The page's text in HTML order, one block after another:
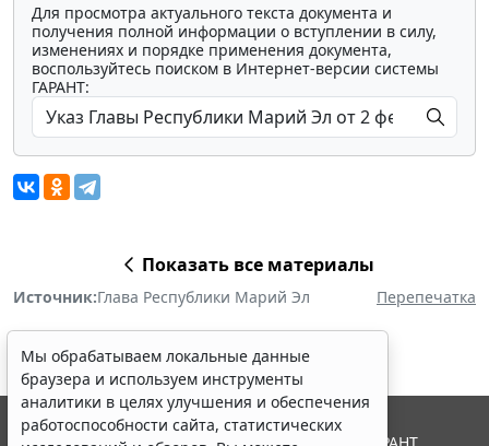
Для просмотра актуального текста документа и
получения полной информации о вступлении в силу,
изменениях и порядке применения документа,
воспользуйтесь поиском в Интернет-версии системы
ГАРАНТ:
Показать все материалы
Источник:Глава Республики Марий Эл Перепечатка
Мы обрабатываем локальные данные
браузера и используем инструменты
аналитики в целях улучшения и обеспечения
работоспособности сайта, статистических
© ООО "НПП "ГАРАНТ-СЕРВИС", 2026. Система ГАРАНТ